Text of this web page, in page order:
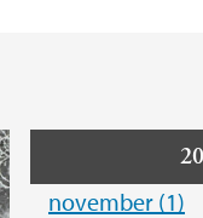
november (1)